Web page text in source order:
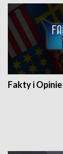
Fakty i Opinie